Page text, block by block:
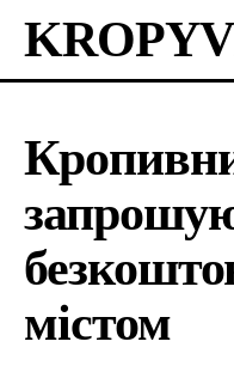
містом